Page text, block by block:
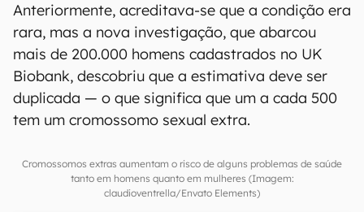
Anteriormente, acreditava-se que a condição era
rara, mas a nova investigação, que abarcou
mais de 200.000 homens cadastrados no UK
Biobank, descobriu que a estimativa deve ser
duplicada — o que significa que um a cada 500
tem um cromossomo sexual extra.
Cromossomos extras aumentam o risco de alguns problemas de saúde
tanto em homens quanto em mulheres (Imagem:
claudioventrella/Envato Elements)